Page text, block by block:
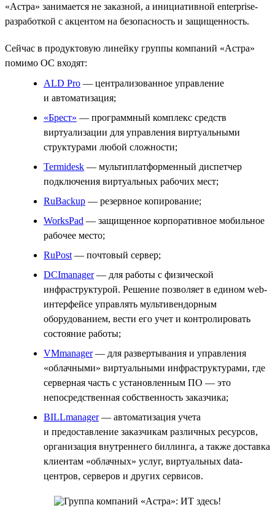
«Астра» занимается не заказной, а инициативной enterprise-
разработкой с акцентом на безопасность и защищенность.
Сейчас в продуктовую линейку группы компаний «Астра»
помимо ОС входят:
ALD Pro — централизованное управление
и автоматизация;
«Брест» — программный комплекс средств
виртуализации для управления виртуальными
структурами любой сложности;
Termidesk — мультиплатформенный диспетчер
подключения виртуальных рабочих мест;
RuBackup — резервное копирование;
WorksPad — защищенное корпоративное мобильное
рабочее место;
RuPost — почтовый сервер;
DCImanager— для работы с физической
инфраструктурой. Решение позволяет в едином web-
интерфейсе управлять мультивендорным
оборудованием, вести его учет и контролировать
состояние работы;
VMmanager— для развертывания и управления
«облачными» виртуальными инфраструктурами, где
серверная часть с установленным ПО — это
непосредственная собственность заказчика;
BILLmanager— автоматизация учета
и предоставление заказчикам различных ресурсов,
организация внутреннего биллинга, а также доставка
клиентам «облачных» услуг, виртуальных data-
центров, серверов и других сервисов.